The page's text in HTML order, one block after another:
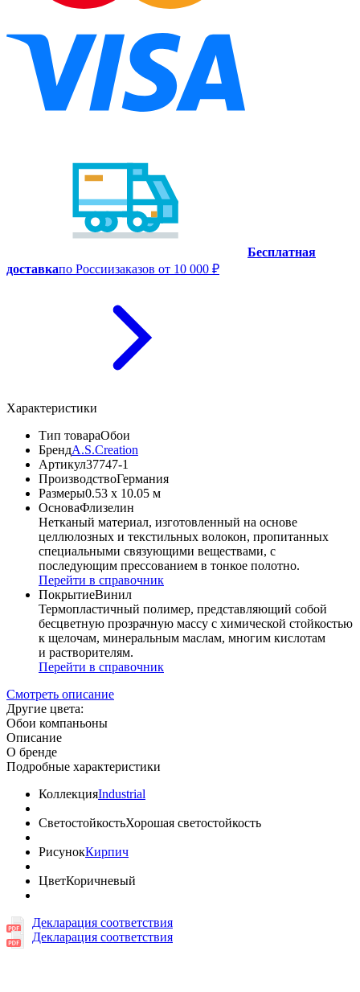
Бесплатная
доставкапо Россиизаказов от 10 000 ₽
Характеристики
Тип товараОбои
БрендA.S.Creation
Артикул37747-1
ПроизводствоГермания
Размеры0.53 x 10.05 м
ОсноваФлизелин
Нетканый материал, изготовленный на основе
целлюлозных и текстильных волокон, пропитанных
специальными связующими веществами, с
последующим прессованием в тонкое полотно.
Перейти в справочник
ПокрытиеВинил
Термопластичный полимер, представляющий собой
бесцветную прозрачную массу с химической стойкостью
к щелочам, минеральным маслам, многим кислотам
и растворителям.
Перейти в справочник
Смотреть описание
Другие цвета:
Обои компаньоны
Описание
О бренде
Подробные характеристики
КоллекцияIndustrial
СветостойкостьХорошая светостойкость
РисунокКирпич
ЦветКоричневый
Декларация соответствия
Декларация соответствия